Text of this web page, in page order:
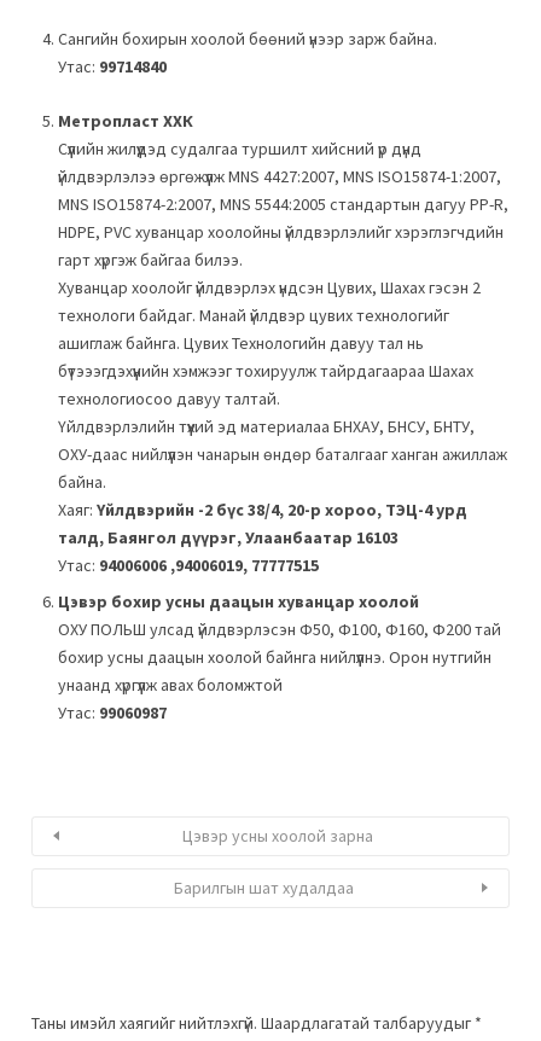
Caнгийн бохирын хоолой бөөний үнээр зарж байна.
Утас: 99714840
Метропласт ХХК
Сүүлийн жилүүдэд судалгаа туршилт хийсний үр дүнд
үйлдвэрлэлээ өргөжүүлж MNS 4427:2007, MNS ISO15874-1:2007,
MNS ISO15874-2:2007, MNS 5544:2005 стандартын дагуу PP-R,
HDPE, PVC хуванцар хоолойны үйлдвэрлэлийг хэрэглэгчдийн
гарт хүргэж байгаа билээ.
Хуванцар хоолойг үйлдвэрлэх үндсэн Цувих, Шахах гэсэн 2
технологи байдаг. Манай үйлдвэр цувих технологийг
ашиглаж байнга. Цувих Технологийн давуу тал нь
бүтэээгдэхүүнийн хэмжээг тохируулж тайрдагаараа Шахах
технологиосоо давуу талтай.
Үйлдвэрлэлийн түүхий эд материалаа БНХАУ, БНСУ, БНТУ,
ОХУ-даас нийлүүлэн чанарын өндөр баталгааг ханган ажиллаж
байна.
Хаяг: Үйлдвэрийн -2 бүс 38/4, 20-р хороо, ТЭЦ-4 урд
талд, Баянгол дүүрэг, Улаанбаатар 16103
Утас: 94006006 ,94006019, 77777515
Цэвэр бохир усны даацын хуванцар хоолой
ОХУ ПОЛЬШ улсад үйлдвэрлэсэн Ф50, Ф100, Ф160, Ф200 тай
бохир усны даацын хоолой байнга нийлүүлнэ. Орон нутгийн
унаанд хүргүүлж авах боломжтой
Утас: 99060987
Цэвэр усны хоолой зарна
Барилгын шат худалдаа
Таны имэйл хаягийг нийтлэхгүй. Шаардлагатай талбаруудыг *